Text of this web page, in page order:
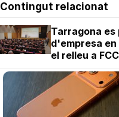
Contingut relacionat
Tarragona
d'empresa
el relleu a FCC
Tarragona
de la brossa